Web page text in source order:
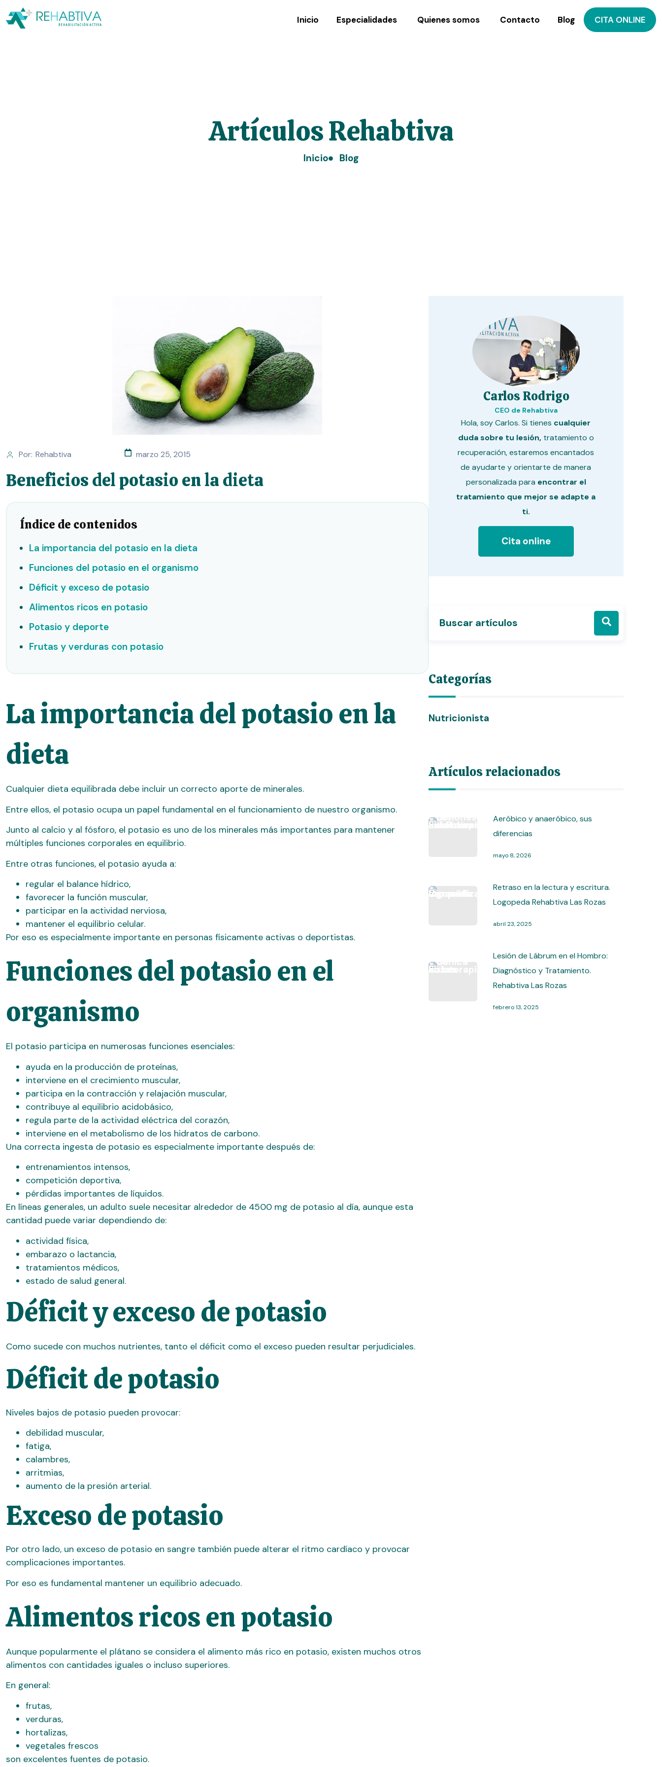
Inicio Especialidades Quienes somos Contacto Blog CITA ONLINE
Artículos Rehabtiva
Inicio Blog
Por: Rehabtiva marzo 25, 2015
Beneficios del potasio en la dieta
Índice de contenidos
La importancia del potasio en la dieta
Funciones del potasio en el organismo
Déficit y exceso de potasio
Alimentos ricos en potasio
Potasio y deporte
Frutas y verduras con potasio
La importancia del potasio en la
dieta
Cualquier dieta equilibrada debe incluir un correcto aporte de minerales.
Entre ellos, el potasio ocupa un papel fundamental en el funcionamiento de nuestro organismo.
Junto al calcio y al fósforo, el potasio es uno de los minerales más importantes para mantener
múltiples funciones corporales en equilibrio.
Entre otras funciones, el potasio ayuda a:
regular el balance hídrico,
favorecer la función muscular,
participar en la actividad nerviosa,
mantener el equilibrio celular.
Por eso es especialmente importante en personas físicamente activas o deportistas.
Funciones del potasio en el
organismo
El potasio participa en numerosas funciones esenciales:
ayuda en la producción de proteínas,
interviene en el crecimiento muscular,
participa en la contracción y relajación muscular,
contribuye al equilibrio acidobásico,
regula parte de la actividad eléctrica del corazón,
interviene en el metabolismo de los hidratos de carbono.
Una correcta ingesta de potasio es especialmente importante después de:
entrenamientos intensos,
competición deportiva,
pérdidas importantes de líquidos.
En líneas generales, un adulto suele necesitar alrededor de 4500 mg de potasio al día, aunque esta
cantidad puede variar dependiendo de:
actividad física,
embarazo o lactancia,
tratamientos médicos,
estado de salud general.
Déficit y exceso de potasio
Como sucede con muchos nutrientes, tanto el déficit como el exceso pueden resultar perjudiciales.
Déficit de potasio
Niveles bajos de potasio pueden provocar:
debilidad muscular,
fatiga,
calambres,
arritmias,
aumento de la presión arterial.
Exceso de potasio
Por otro lado, un exceso de potasio en sangre también puede alterar el ritmo cardíaco y provocar
complicaciones importantes.
Por eso es fundamental mantener un equilibrio adecuado.
Alimentos ricos en potasio
Aunque popularmente el plátano se considera el alimento más rico en potasio, existen muchos otros
alimentos con cantidades iguales o incluso superiores.
En general:
frutas,
verduras,
hortalizas,
vegetales frescos
son excelentes fuentes de potasio.
Carlos Rodrigo
CEO de Rehabtiva
Hola, soy Carlos. Si tienes cualquier
duda sobre tu lesión, tratamiento o
recuperación, estaremos encantados
de ayudarte y orientarte de manera
personalizada para encontrar el
tratamiento que mejor se adapte a
ti.
Cita online
Categorías
Nutricionista
Artículos relacionados
Aeróbico y anaeróbico, sus
diferencias
mayo 8, 2026
Retraso en la lectura y escritura.
Logopeda Rehabtiva Las Rozas
abril 23, 2025
Lesión de Lábrum en el Hombro:
Diagnóstico y Tratamiento.
Rehabtiva Las Rozas
febrero 13, 2025